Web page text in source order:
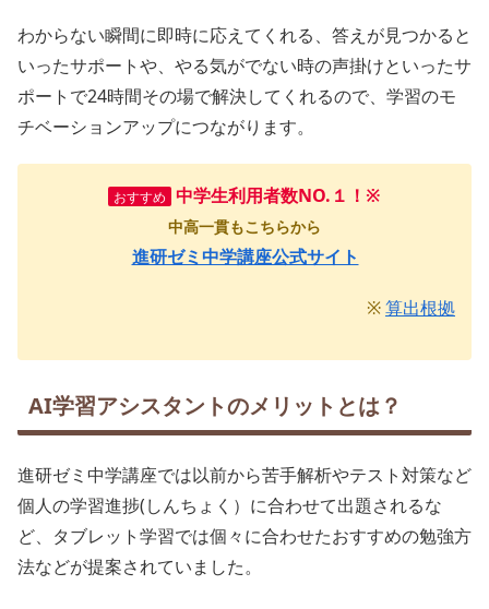
わからない瞬間に即時に応えてくれる、答えが見つかると
いったサポートや、やる気がでない時の声掛けといったサ
ポートで24時間その場で解決してくれるので、学習のモ
チベーションアップにつながります。
おすすめ 中学生利用者数NO.１！ ※
中高一貫もこちらから
進研ゼミ中学講座公式サイト
※算出根拠
AI学習アシスタントのメリットとは？
進研ゼミ中学講座では以前から苦手解析やテスト対策など
個人の学習進捗(しんちょく）に合わせて出題されるな
ど、タブレット学習では個々に合わせたおすすめの勉強方
法などが提案されていました。